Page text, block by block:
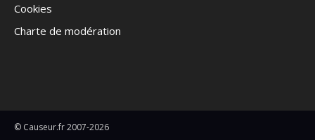
Cookies
Charte de modération
© Causeur.fr 2007-2026